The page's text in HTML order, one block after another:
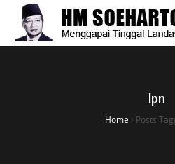
lpn
Home › Posts